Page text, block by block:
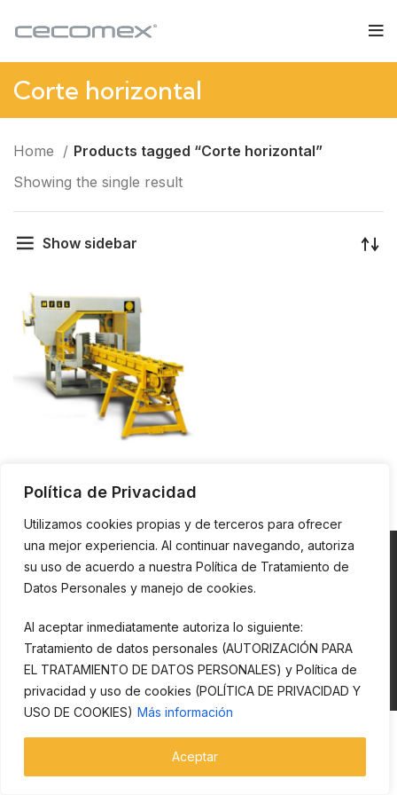
Política de Privacidad
Utilizamos cookies propias y de terceros para ofrecer
una mejor experiencia. Al continuar navegando, autoriza
su uso de acuerdo a nuestra Política de Tratamiento de
Datos Personales y manejo de cookies.
Al aceptar inmediatamente autoriza lo siguiente:
Tratamiento de datos personales (AUTORIZACIÓN PARA
EL TRATAMIENTO DE DATOS PERSONALES) y Política de
privacidad y uso de cookies (POLÍTICA DE PRIVACIDAD Y
USO DE COOKIES) Más información
Aceptar
Corte horizontal
Home
Products tagged “Corte horizontal”
Showing the single result
Show sidebar
Está prohibida la reproducción, copia o explotación en su totalidad o
de modo parcial. Todos los derechos reservados.
Te Conecta Agencia DigitalCopyright